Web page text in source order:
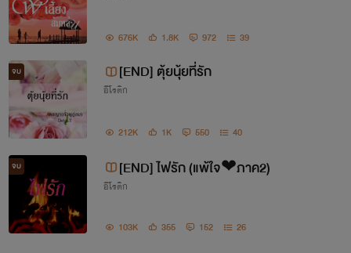
676K 1.8K 972 39
จบ [END] ตุ้ยนุ้ยที่รัก
อีโรติก
212K 1K 550 40
จบ [END] ไฟรัก (แพ้ใจ❤ภาค2)
อีโรติก
103K 355 152 26